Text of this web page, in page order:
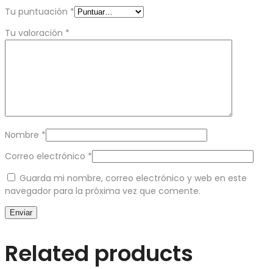
Tu puntuación *
Tu valoración *
Nombre *
Correo electrónico *
Guarda mi nombre, correo electrónico y web en este
navegador para la próxima vez que comente.
Related products